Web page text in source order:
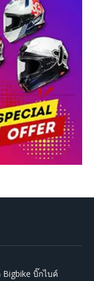
บิ๊กไบค์